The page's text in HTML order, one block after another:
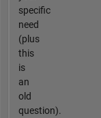
specific
need
(plus
this
is
an
old
question).